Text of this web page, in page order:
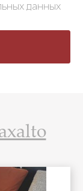
данных